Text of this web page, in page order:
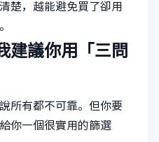
楚，越能避免買了卻用
建議你用「三問
所有都不可靠。但你要
你一個很實用的篩選